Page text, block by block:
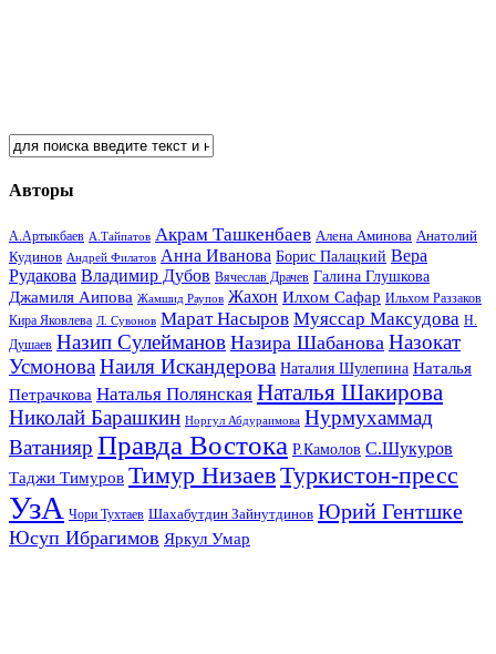
Авторы
А.Артыкбаев А.Тайпатов Акрам Ташкенбаев Алена Аминова Анатолий
Кудинов Андрей Филатов Анна Иванова Борис Палацкий Вера
Рудакова Владимир Дубов Вячеслав Драчев Галина Глушкова
Джамиля Аипова Жамшид Раупов Жахон Илхом Сафар Ильхом Раззаков
Кира Яковлева Л. Сувонов Марат Насыров Муяссар Максудова Н.
Душаев Назип Сулейманов Назира Шабанова Назокат
УсмоноваНаиля Искандерова Наталия Шулепина Наталья
Петрачкова Наталья Полянская Наталья Шакирова
Николай Барашкин Норгул Абдураимова Нурмухаммад
Ватанияр Правда Востока Р.Камолов С.Шукуров
Таджи Тимуров Тимур НизаевТуркистон-пресс
УзА Чори Тухтаев Шахабутдин Зайнутдинов Юрий Гентшке
Юсуп Ибрагимов Яркул Умар